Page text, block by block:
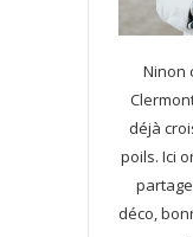
Ninon
déjà
poils. Ici
déco,